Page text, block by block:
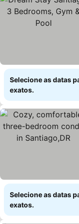
Selecione as datas
exatos.
Selecione as datas
exatos.